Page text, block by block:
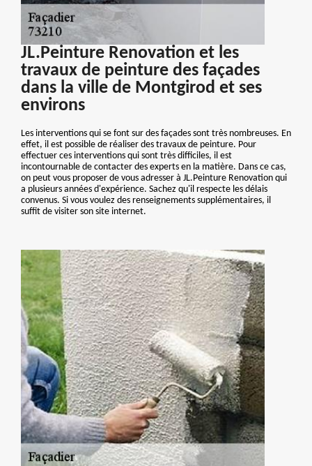
JL.Peinture Renovation et les
travaux de peinture des façades
dans la ville de Montgirod et ses
environs
Les interventions qui se font sur des façades sont très nombreuses. En
effet, il est possible de réaliser des travaux de peinture. Pour
effectuer ces interventions qui sont très difficiles, il est
incontournable de contacter des experts en la matière. Dans ce cas,
on peut vous proposer de vous adresser à JL.Peinture Renovation qui
a plusieurs années d'expérience. Sachez qu'il respecte les délais
convenus. Si vous voulez des renseignements supplémentaires, il
suffit de visiter son site internet.